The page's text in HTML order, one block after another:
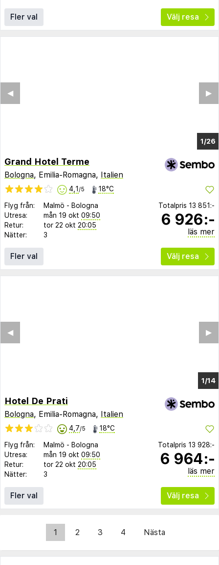
Fler val Välj resa
1/22
▶︎
◀︎
Grand Hotel Terme
Bologna, Emilia-Romagna, Italien
4,1 /5 18°C
Flyg från: Malmö - Bologna
Utresa:
mån 19 okt 09:50
Retur:
tor 22 okt 20:05
Nätter:
3
Totalpris 13 851:-
6 926:-
läs mer
Fler val Välj resa
1/10
▶︎
◀︎
Hotel De Prati
Bologna, Emilia-Romagna, Italien
4,7/5 18°C
Flyg från: Malmö - Bologna
Utresa:
mån 19 okt 09:50
Retur:
tor 22 okt 20:05
Nätter:
3
Totalpris 13 928:-
6 964:-
läs mer
Fler val Välj resa
1 2 3 4 Nästa